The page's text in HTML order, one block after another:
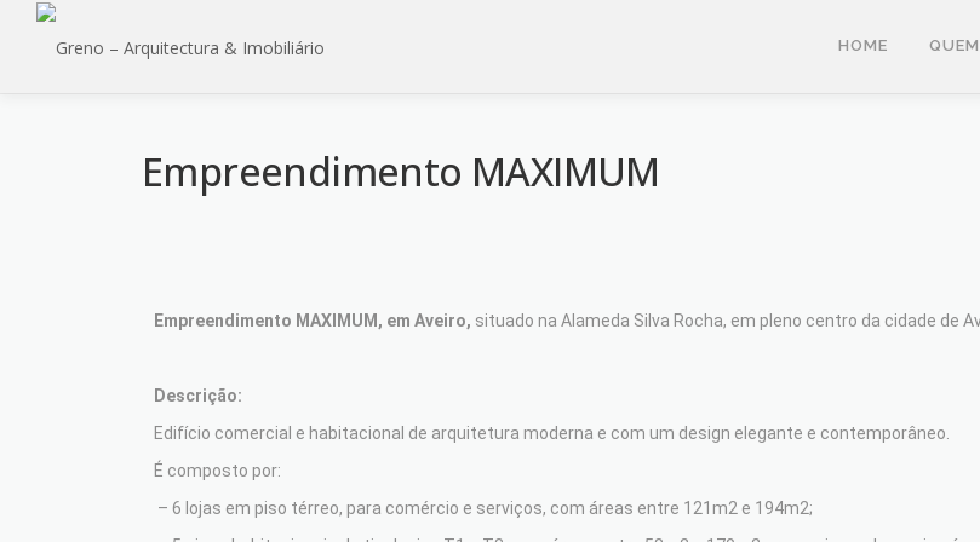
HOME
Empreendimento MAXIMUM
Empreendimento MAXIMUM, em Aveiro, situado na Alameda Silva Rocha, em pleno centro da cidade de
Descrição:
Edifício comercial e habitacional de arquitetura moderna e com um design elegante e contemporâneo.
É composto por:
– 6 lojas em piso térreo, para comércio e serviços, com áreas entre 121m2 e 194m2;